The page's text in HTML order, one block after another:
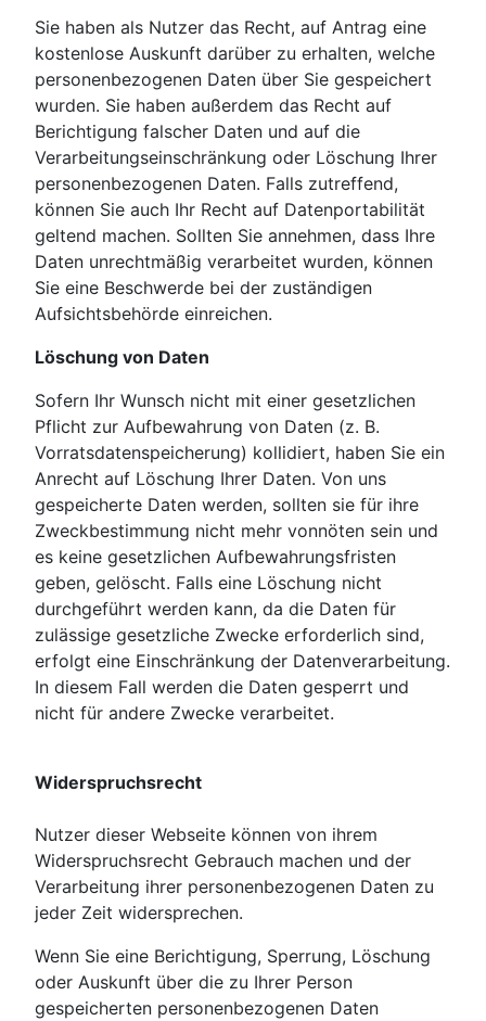
Sie haben als Nutzer das Recht, auf Antrag eine
kostenlose Auskunft darüber zu erhalten, welche
personenbezogenen Daten über Sie gespeichert
wurden. Sie haben außerdem das Recht auf
Berichtigung falscher Daten und auf die
Verarbeitungseinschränkung oder Löschung Ihrer
personenbezogenen Daten. Falls zutreffend,
können Sie auch Ihr Recht auf Datenportabilität
geltend machen. Sollten Sie annehmen, dass Ihre
Daten unrechtmäßig verarbeitet wurden, können
Sie eine Beschwerde bei der zuständigen
Aufsichtsbehörde einreichen.
Löschung von Daten
Sofern Ihr Wunsch nicht mit einer gesetzlichen
Pflicht zur Aufbewahrung von Daten (z. B.
Vorratsdatenspeicherung) kollidiert, haben Sie ein
Anrecht auf Löschung Ihrer Daten. Von uns
gespeicherte Daten werden, sollten sie für ihre
Zweckbestimmung nicht mehr vonnöten sein und
es keine gesetzlichen Aufbewahrungsfristen
geben, gelöscht. Falls eine Löschung nicht
durchgeführt werden kann, da die Daten für
zulässige gesetzliche Zwecke erforderlich sind,
erfolgt eine Einschränkung der Datenverarbeitung.
In diesem Fall werden die Daten gesperrt und
nicht für andere Zwecke verarbeitet.
Widerspruchsrecht
Nutzer dieser Webseite können von ihrem
Widerspruchsrecht Gebrauch machen und der
Verarbeitung ihrer personenbezogenen Daten zu
jeder Zeit widersprechen.
Wenn Sie eine Berichtigung, Sperrung, Löschung
oder Auskunft über die zu Ihrer Person
gespeicherten personenbezogenen Daten